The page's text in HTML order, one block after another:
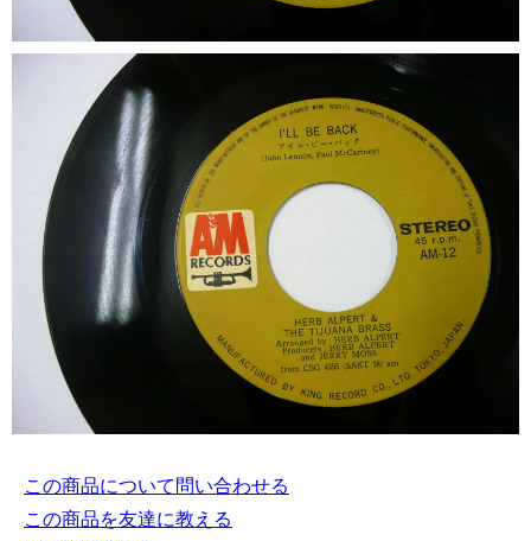
この商品について問い合わせる
この商品を友達に教える